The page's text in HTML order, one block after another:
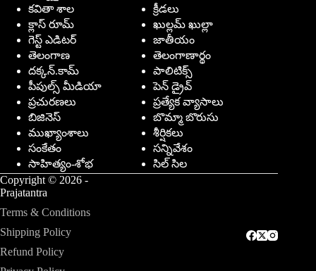
కవితా శాల
క్రీడలు
క్లాస్ రూమ్
ఖుల్లమ్ ఖుల్లా
గెస్ట్ ఎడిటర్
జాతీయం
తెలంగాణ
తెలంగాణార్థం
దక్కన్.కామ్
పాలిటిక్స్
పీపుల్స్ ‌మీడియా
పెన్ డ్రైవ్
ప్రచురణలు
ప్రత్యేక వ్యాసాలు
బిజినెస్
బొమ్మా బొరుసు
ముఖ్యాంశాలు
శీర్షికలు
సంకేతం
సన్నివేశం
సాహిత్యం-శోభ
సిల్ సిల
Copyright © 2026 -
Prajatantra
Terms & Conditions
Shipping Policy
Refund Policy